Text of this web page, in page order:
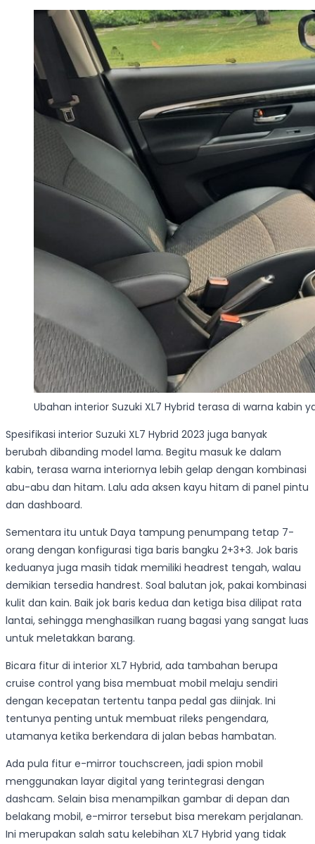
Ubahan interior Suzuki XL7 Hybrid terasa di warna kabin
Spesifikasi interior Suzuki XL7 Hybrid 2023 juga banyak
berubah dibanding model lama. Begitu masuk ke dalam
kabin, terasa warna interiornya lebih gelap dengan kombinasi
abu-abu dan hitam. Lalu ada aksen kayu hitam di panel pintu
dan dashboard.
Sementara itu untuk Daya tampung penumpang tetap 7-
orang dengan konfigurasi tiga baris bangku 2+3+3. Jok baris
keduanya juga masih tidak memiliki headrest tengah, walau
demikian tersedia handrest. Soal balutan jok, pakai kombinasi
kulit dan kain. Baik jok baris kedua dan ketiga bisa dilipat rata
lantai, sehingga menghasilkan ruang bagasi yang sangat luas
untuk meletakkan barang.
Bicara fitur di interior XL7 Hybrid, ada tambahan berupa
cruise control yang bisa membuat mobil melaju sendiri
dengan kecepatan tertentu tanpa pedal gas diinjak. Ini
tentunya penting untuk membuat rileks pengendara,
utamanya ketika berkendara di jalan bebas hambatan.
Ada pula fitur e-mirror touchscreen, jadi spion mobil
menggunakan layar digital yang terintegrasi dengan
dashcam. Selain bisa menampilkan gambar di depan dan
belakang mobil, e-mirror tersebut bisa merekam perjalanan.
Ini merupakan salah satu kelebihan XL7 Hybrid yang tidak